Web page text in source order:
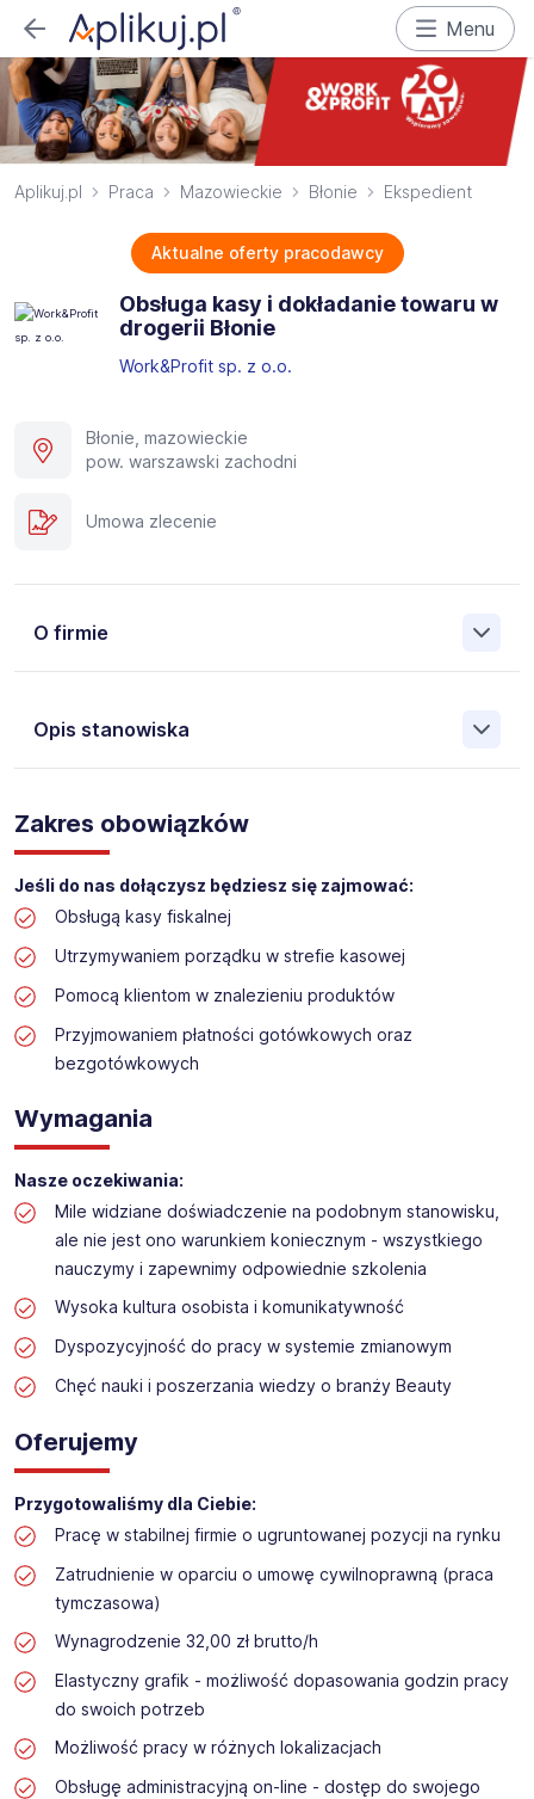
Menu
Aplikuj.pl Praca Mazowieckie Błonie Ekspedient
Aktualne oferty pracodawcy
Obsługa kasy i dokładanie towaru w
drogerii Błonie​
Work&Profit sp. z o.o.
Błonie, mazowieckie
pow. warszawski zachodni
Umowa zlecenie
O firmie
Opis stanowiska
Pośrednictwa Pracy i Doradztwa Personalnego Work &
Profit jest obecnie jedną z największych niezależnych
polskich agencji zatrudnienia. W ciągu wielu lat naszej
działalności daliśmy pracę przeszło 50 000 pracowników
w całym kraju. Skutecznie znajdujemy pracowników dla
największych firm, jak również małych rodzinnych
przedsiębiorstw w Polsce. Agencja jest wpisana pod nr
stanowisko:
Obsługa kasy i dokładanie towaru w drogerii
Lokalizacja: Błonie​
Zakres obowiązków
Jeśli do nas dołączysz będziesz się zajmować:
Obsługą kasy fiskalnej
Utrzymywaniem porządku w strefie kasowej
Pomocą klientom w znalezieniu produktów
Przyjmowaniem płatności gotówkowych oraz
bezgotówkowych
Wymagania
Nasze oczekiwania:
Mile widziane doświadczenie na podobnym stanowisku,
ale nie jest ono warunkiem koniecznym - wszystkiego
nauczymy i zapewnimy odpowiednie szkolenia
Wysoka kultura osobista i komunikatywność
Dyspozycyjność do pracy w systemie zmianowym
Chęć nauki i poszerzania wiedzy o branży Beauty
Oferujemy
Przygotowaliśmy dla Ciebie:
Pracę w stabilnej firmie o ugruntowanej pozycji na rynku
Zatrudnienie w oparciu o umowę cywilnoprawną (praca
tymczasowa)
Wynagrodzenie 32,00 zł brutto/h
Elastyczny grafik - możliwość dopasowania godzin pracy
do swoich potrzeb
Możliwość pracy w różnych lokalizacjach
Obsługę administracyjną on-line - dostęp do swojego